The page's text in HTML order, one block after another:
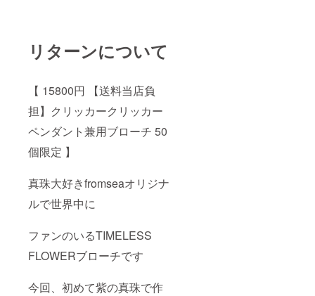
リターンについて
【 15800円 【送料当店負
担】クリッカークリッカー
ペンダント兼用ブローチ 50
個限定 】
真珠大好きfromseaオリジナ
ルで世界中に
ファンのいるTIMELESS
FLOWERブローチです
今回、初めて紫の真珠で作